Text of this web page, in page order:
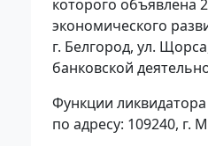
которого объявлена
экономического
г. Белгород, ул.
банковской
Функции
по адресу: 109240, г.